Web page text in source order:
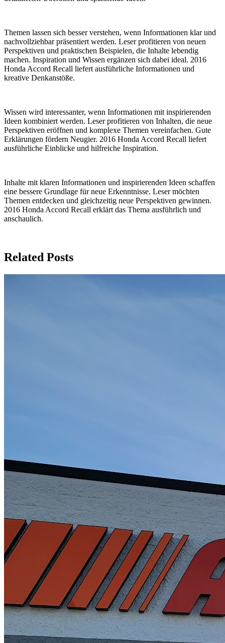
Themen lassen sich besser verstehen, wenn Informationen klar und
nachvollziehbar präsentiert werden. Leser profitieren von neuen
Perspektiven und praktischen Beispielen, die Inhalte lebendig
machen. Inspiration und Wissen ergänzen sich dabei ideal. 2016
Honda Accord Recall liefert ausführliche Informationen und
kreative Denkanstöße.
Wissen wird interessanter, wenn Informationen mit inspirierenden
Ideen kombiniert werden. Leser profitieren von Inhalten, die neue
Perspektiven eröffnen und komplexe Themen vereinfachen. Gute
Erklärungen fördern Neugier. 2016 Honda Accord Recall liefert
ausführliche Einblicke und hilfreiche Inspiration.
Inhalte mit klaren Informationen und inspirierenden Ideen schaffen
eine bessere Grundlage für neue Erkenntnisse. Leser möchten
Themen entdecken und gleichzeitig neue Perspektiven gewinnen.
2016 Honda Accord Recall erklärt das Thema ausführlich und
anschaulich.
Related Posts